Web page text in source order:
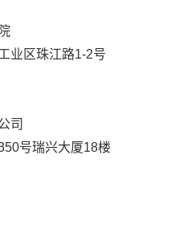
业区珠江路1-2号
司
号瑞兴大厦18楼